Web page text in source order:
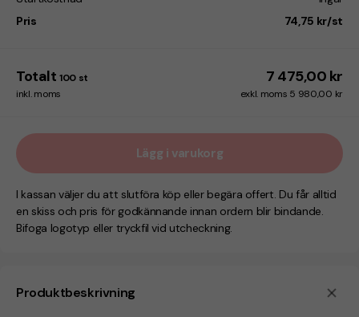
Produktbeskrivning
Pris
74,75 kr/st
Totalt 100 st 7 475,00 kr
inkl. moms exkl. moms 5 980,00 kr
Lägg i varukorg
I kassan väljer du att slutföra köp eller begära offert. Du får alltid
en skiss och pris för godkännande innan ordern blir bindande.
Bifoga logotyp eller tryckfil vid utcheckning.